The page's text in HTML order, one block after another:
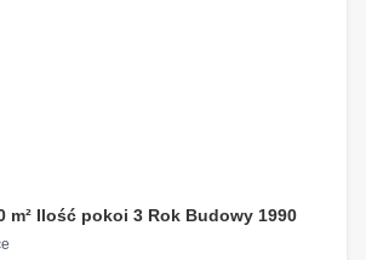
m² Ilość pokoi 3 Rok Budowy 1990